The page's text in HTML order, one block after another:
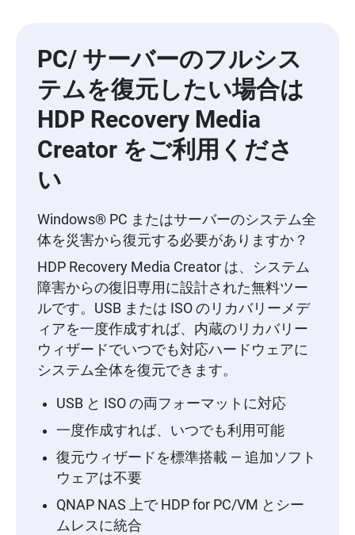
PC/ サーバーのフルシス
テムを復元したい場合は
HDP Recovery Media
Creator をご利用くださ
い
Windows® PC またはサーバーのシステム全
体を災害から復元する必要がありますか？
HDP Recovery Media Creator は、システム
障害からの復旧専用に設計された無料ツー
ルです。USB または ISO のリカバリーメデ
ィアを一度作成すれば、内蔵のリカバリー
ウィザードでいつでも対応ハードウェアに
システム全体を復元できます。
USB と ISO の両フォーマットに対応
一度作成すれば、いつでも利用可能
復元ウィザードを標準搭載 — 追加ソフト
ウェアは不要
QNAP NAS 上で HDP for PC/VM とシー
ムレスに統合